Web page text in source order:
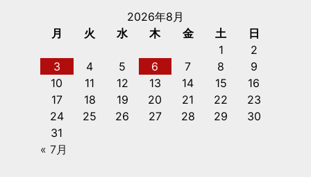
2026年8月
月
火 水 木 金 土
日
1
2
3
4 5 6 7 8
9
10
11 12 13 14 15
16
17
18 19 20 21 22
23
24
25 26 27 28 29
30
31
« 7月